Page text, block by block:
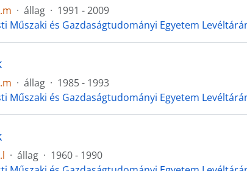
· állag · 1991 - 2009
Műszaki és Gazdaságtudományi Egyetem
· állag · 1985 - 1993
Műszaki és Gazdaságtudományi Egyetem
· állag · 1960 - 1990